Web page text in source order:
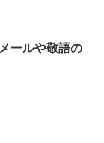
ールや敬語の